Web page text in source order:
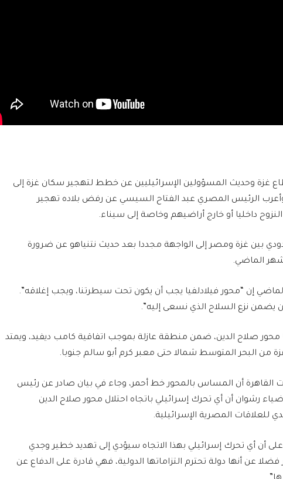
غزة وحديث المسؤولين الإسرائيليين عن خطط لتهجير سكان غزة إلى
الرئيس المصري عبد الفتاح السيسي عن رفض بلاده تهجير
داخليا أو خارج أراضيهم وخاصة إلى سيناء.
بين غزة ومصر إلى الواجهة مجددا بعد حديث نتنياهو عن ضرورة
الماضي.
كانون الثاني الماضي إن “محور فيلادلفيا يجب أن يكون تحت سيطرتنا، ويجب إغلاقه”.
يضمن نزع السلاح الذي نسعى إليه”.
محور صلاح الدين، ضمن منطقة عازلة بموجب اتفاقية كامب ديفيد، ويمتد
من البحر المتوسط شمالا حتى معبر كرم أبو سالم جنوبا.
القاهرة أن المساس بالمحور خط أحمر، وجاء في بيان صادر عن رئيس
رشوان أن أي تحرك إسرائيلي باتجاه احتلال محور صلاح الدين
للعلاقات المصرية الإسرائيلية.
أن أي تحرك إسرائيلي بهذا الاتجاه سيؤدي إلى تهديد خطير وجدي
عن أنها دولة تحترم التزاماتها الدولية، فهي قادرة على الدفاع عن